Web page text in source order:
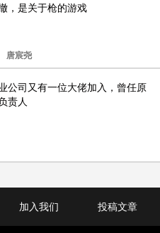
，是关于枪的游戏
唐宸尧
公司又有一位大佬加入，曾任原
责人
加入我们 投稿文章